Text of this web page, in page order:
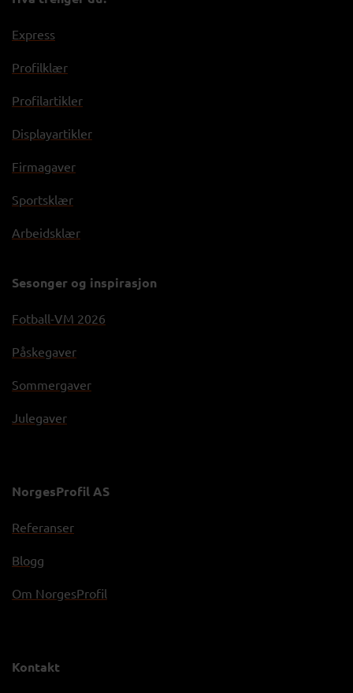
Express
Profilklær
Profilartikler
Displayartikler
Firmagaver
Sportsklær
Arbeidsklær
Sesonger og inspirasjon
Fotball-VM 2026
Påskegaver
Sommergaver
Julegaver
NorgesProfil AS
Referanser
Blogg
Om NorgesProfil
Kontakt